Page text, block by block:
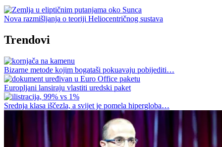
Nova razmišljanja o teoriji Heliocentričnog sustava
Trendovi
Bizarne metode kojim bogataši pokuavaju pobijediti…
Europljani lansiraju vlastiti uredski paket
Srednja klasa iščezla, a svijet je pomela hipergloba…